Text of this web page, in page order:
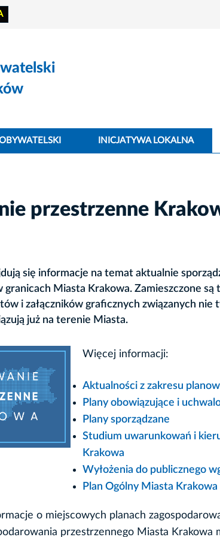
INICJATYWA LOKALNA
przestrzenne
się informacje na temat aktualnie
granicach Miasta Krakowa. Zamieszczone
i załączników graficznych związanych nie
już na terenie Miasta.
Więcej informacji:
Aktualności z zakresu
Plany obowiązujące i
Plany sporządzane
Studium uwarunkowań i
Krakowa
Wyłożenia do publicznego
Plan Ogólny Miasta Krakowa
o miejscowych planach
przestrzennego Miasta Krakowa